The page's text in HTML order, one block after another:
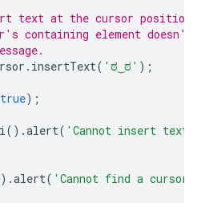
text at the cursor
containing element doesn't
. insertText( 'ಠ‿ಠ' );
true);
().alert( 'Cannot insert text
alert( 'Cannot find a